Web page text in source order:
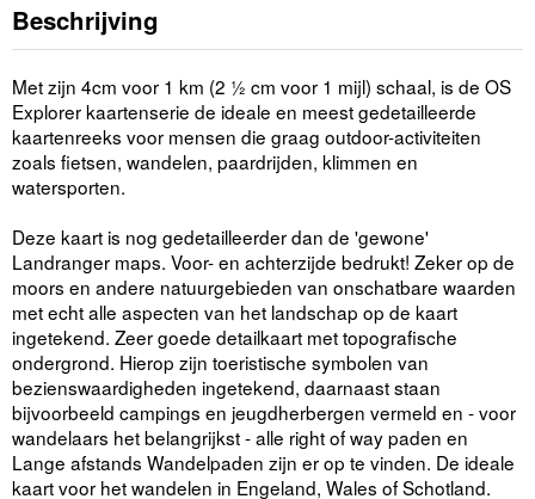
Beschrijving
Met zijn 4cm voor 1 km (2 ½ cm voor 1 mijl) schaal, is de OS
Explorer kaartenserie de ideale en meest gedetailleerde
kaartenreeks voor mensen die graag outdoor-activiteiten
zoals fietsen, wandelen, paardrijden, klimmen en
watersporten.
Deze kaart is nog gedetailleerder dan de 'gewone'
Landranger maps. Voor- en achterzijde bedrukt! Zeker op de
moors en andere natuurgebieden van onschatbare waarden
met echt alle aspecten van het landschap op de kaart
ingetekend. Zeer goede detailkaart met topografische
ondergrond. Hierop zijn toeristische symbolen van
bezienswaardigheden ingetekend, daarnaast staan
bijvoorbeeld campings en jeugdherbergen vermeld en - voor
wandelaars het belangrijkst - alle right of way paden en
Lange afstands Wandelpaden zijn er op te vinden. De ideale
kaart voor het wandelen in Engeland, Wales of Schotland.